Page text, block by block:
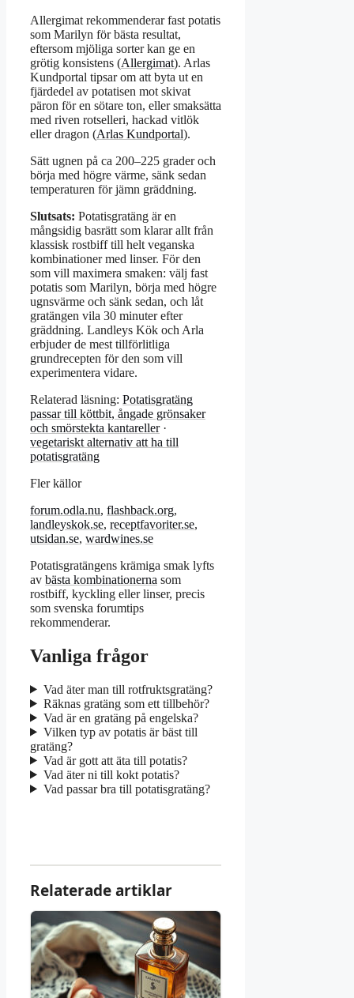
Allergimat rekommenderar fast potatis
som Marilyn för bästa resultat,
eftersom mjöliga sorter kan ge en
grötig konsistens (Allergimat). Arlas
Kundportal tipsar om att byta ut en
fjärdedel av potatisen mot skivat
päron för en sötare ton, eller smaksätta
med riven rotselleri, hackad vitlök
eller dragon (Arlas Kundportal).
Sätt ugnen på ca 200–225 grader och
börja med högre värme, sänk sedan
temperaturen för jämn gräddning.
Slutsats: Potatisgratäng är en
mångsidig basrätt som klarar allt från
klassisk rostbiff till helt veganska
kombinationer med linser. För den
som vill maximera smaken: välj fast
potatis som Marilyn, börja med högre
ugnsvärme och sänk sedan, och låt
gratängen vila 30 minuter efter
gräddning. Landleys Kök och Arla
erbjuder de mest tillförlitliga
grundrecepten för den som vill
experimentera vidare.
Relaterad läsning: Potatisgratäng
passar till köttbit, ångade grönsaker
och smörstekta kantareller·
vegetariskt alternativ att ha till
potatisgratäng
Fler källor
forum.odla.nu, flashback.org,
landleyskok.se, receptfavoriter.se,
utsidan.se, wardwines.se
Potatisgratängens krämiga smak lyfts
av bästa kombinationerna som
rostbiff, kyckling eller linser, precis
som svenska forumtips
rekommenderar.
Vanliga frågor
Vad äter man till rotfruktsgratäng?
Räknas gratäng som ett tillbehör?
Vad är en gratäng på engelska?
Vilken typ av potatis är bäst till
gratäng?
Vad är gott att äta till potatis?
Vad äter ni till kokt potatis?
Vad passar bra till potatisgratäng?
Relaterade artiklar